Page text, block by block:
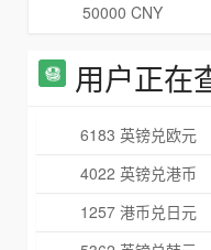
50000 CNY
用户正在
6183 英镑兑欧元
4022 英镑兑港币
1257 港币兑日元